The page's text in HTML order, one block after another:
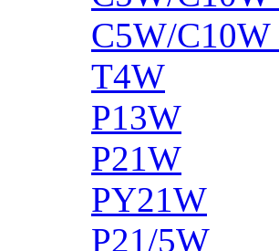
C5W/
T4W
P13W
P21W
PY21W
P21/5W